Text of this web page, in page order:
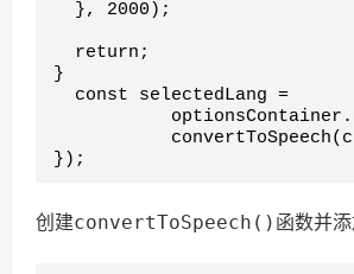
}, 2000);
return;
}
const selectedLang =
});
创建convertToSpeech() 函数并添